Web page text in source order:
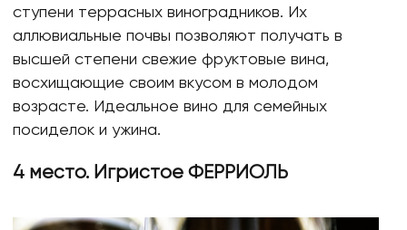
ступени террасных виноградников. Их
аллювиальные почвы позволяют получать в
высшей степени свежие фруктовые вина,
восхищающие своим вкусом в молодом
возрасте. Идеальное вино для семейных
посиделок и ужина.
4 место. Игристое ФЕРРИОЛЬ